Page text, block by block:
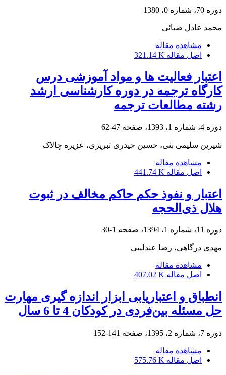
دوره 70، شماره 0، 1380
محمد عادل ضیائی
مشاهده مقاله
اصل مقاله 321.14 K
اعتبار فعالیت ها و مواد آموزشی درس
کارگاه ترجمه در دوره کارشناسی ارشد
رشته مطالعات ترجمه
دوره 4، شماره 1، 1393، صفحه 47-62
شیرین سلیمی بنی، حسین حیدری تبریزی، عزیره چالاک
مشاهده مقاله
اصل مقاله 441.74 K
اعتبار و نفوذ حکم حاکم مخالف در ثبوت
هلال ذی‌‌الحجه
دوره 11، شماره 1، 1394، صفحه 1-30
مهدی درگاهی، رضا عندلیبی
مشاهده مقاله
اصل مقاله 407.02 K
انطباق و اعتباریابی ابزار اندازه گیری مهارت
حل مسئله بین‌فردی در کودکان 4 تا 6 سال
دوره 7، شماره 2، 1395، صفحه 141-152
مشاهده مقاله
اصل مقاله 575.76 K